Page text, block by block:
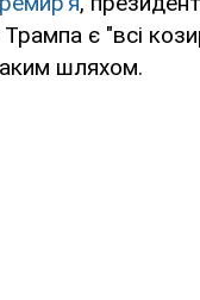
є "всі
шляхом.